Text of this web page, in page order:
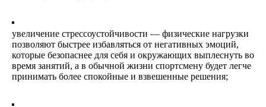
увеличение стрессоустойчивости — физические нагрузки
позволяют быстрее избавляться от негативных эмоций,
которые безопаснее для себя и окружающих выплеснуть во
время занятий, а в обычной жизни спортсмену будет легче
принимать более спокойные и взвешенные решения;